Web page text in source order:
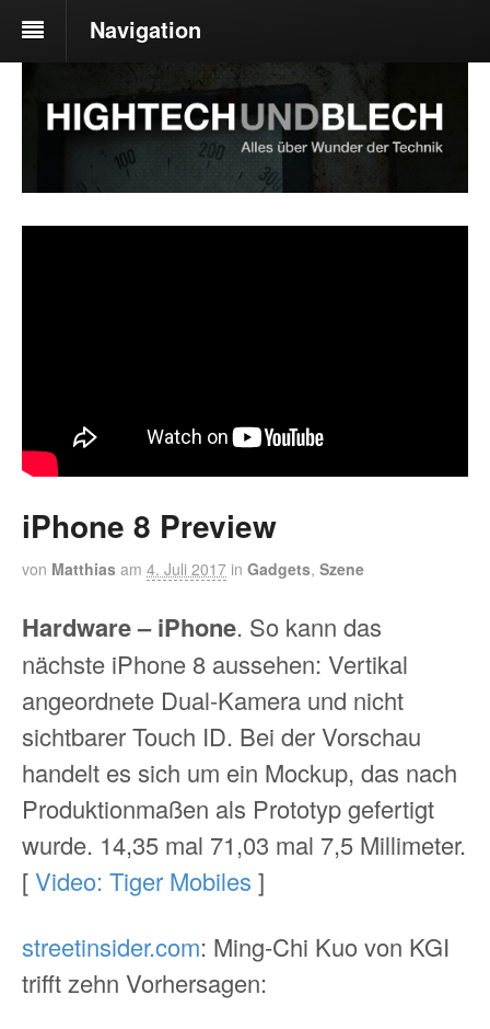
Navigation
iPhone 8 Preview
von Matthias am 4. Juli 2017 in Gadgets, Szene
Hardware – iPhone. So kann das
nächste iPhone 8 aussehen: Vertikal
angeordnete Dual-Kamera und nicht
sichtbarer Touch ID. Bei der Vorschau
handelt es sich um ein Mockup, das nach
Produktionmaßen als Prototyp gefertigt
wurde. 14,35 mal 71,03 mal 7,5 Millimeter.
[Video: Tiger Mobiles ]
streetinsider.com: Ming-Chi Kuo von KGI
trifft zehn Vorhersagen: